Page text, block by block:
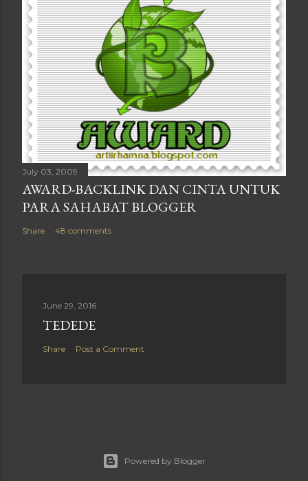
July 03, 2009
AWARD-BACKLINK DAN CINTA UNTUK
PARA SAHABAT BLOGGER
Share 48 comments
June 29, 2016
TEDEDE
Share Post a Comment
Powered by Blogger